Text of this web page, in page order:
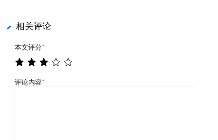
相关评论
本文评分*
评论内容*